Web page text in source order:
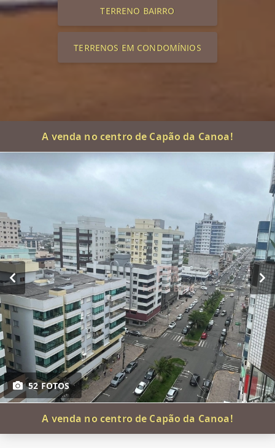
TERRENO BAIRRO
TERRENOS EM CONDOMÍNIOS
A venda no centro de Capão da Canoa!
52 FOTOS
A venda no centro de Capão da Canoa!